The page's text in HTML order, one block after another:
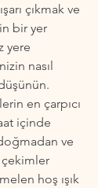
çıkmak ve
bir yer
yere
nasıl
en çarpıcı
içinde
ve
hoş ışık